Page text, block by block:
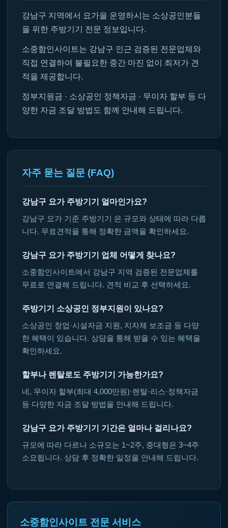
강남구 지역에서 요가을 운영하시는 소상공인분들
을 위한 주방기기 전문 정보입니다.
소중함인사이트는 강남구 인근 검증된 전문업체와
직접 연결하여 불필요한 중간 마진 없이 최저가 견
적을 제공합니다.
정부지원금 · 소상공인 정책자금 · 무이자 할부 등 다
양한 자금 조달 방법도 함께 안내해 드립니다.
자주 묻는 질문 (FAQ)
강남구 요가 주방기기 얼마인가요?
강남구 요가 기준 주방기기 은 규모와 상태에 따라 다릅
니다. 무료견적을 통해 정확한 금액을 확인하세요.
강남구 요가 주방기기 업체 어떻게 찾나요?
소중함인사이트에서 강남구 지역 검증된 전문업체를
무료로 연결해 드립니다. 견적 비교 후 선택하세요.
주방기기 소상공인 정부지원이 있나요?
소상공인 창업·시설자금 지원, 지자체 보조금 등 다양
한 혜택이 있습니다. 상담을 통해 받을 수 있는 혜택을
확인하세요.
할부나 렌탈로도 주방기기 가능한가요?
네, 무이자 할부(최대 4,000만원)·렌탈·리스·정책자금
등 다양한 자금 조달 방법을 안내해 드립니다.
강남구 요가 주방기기 기간은 얼마나 걸리나요?
규모에 따라 다르나 소규모는 1~2주, 중대형은 3~4주
소요됩니다. 상담 후 정확한 일정을 안내해 드립니다.
소중함인사이트 전문 서비스